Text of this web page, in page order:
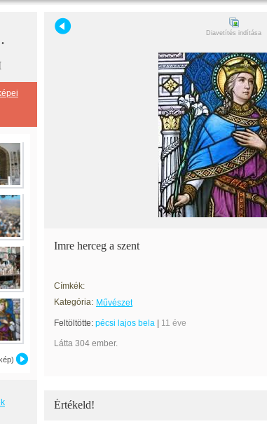
Diavetítés indítása
Imre herceg a szent
Címkék:
Kategória: Művészet
Feltöltötte: pécsi lajos bela 11 éve
Látta 304 ember.
Értékeld!